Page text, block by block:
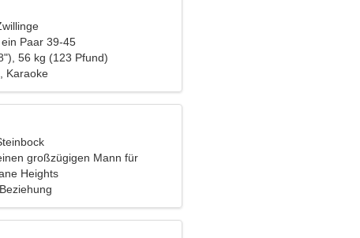
Paar 39-45
56 kg (123 Pfund)
Karaoke
großzügigen Mann für
Heights